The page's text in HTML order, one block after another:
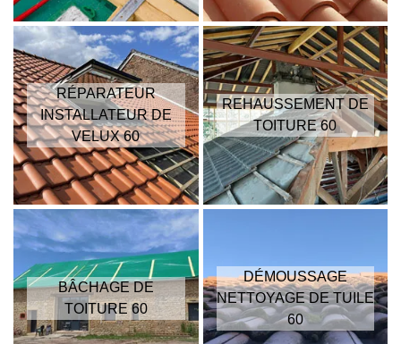
RÉPARATEUR
INSTALLATEUR DE
VELUX 60
REHAUSSEMENT DE
TOITURE 60
BÂCHAGE DE
TOITURE 60
DÉMOUSSAGE
NETTOYAGE DE TUILE
60